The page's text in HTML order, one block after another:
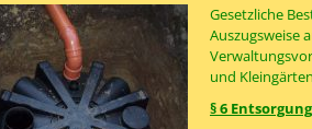
Gesetzliche
Auszugsweise
und
§ 6